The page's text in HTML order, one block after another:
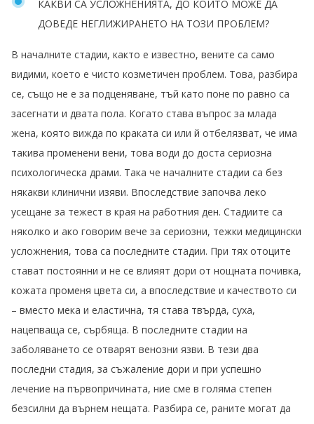
КАКВИ СА УСЛОЖНЕНИЯТА, ДО КОИТО МОЖЕ ДА
ДОВЕДЕ НЕГЛИЖИРАНЕТО НА ТОЗИ ПРОБЛЕМ?
В началните стадии, както е известно, вените са само
видими, което е чисто козметичен проблем. Това, разбира
се, също не е за подценяване, тъй като поне по равно са
засегнати и двата пола. Когато става въпрос за млада
жена, която вижда по краката си или й отбелязват, че има
такива променени вени, това води до доста сериозна
психологическа драми. Така че началните стадии са без
някакви клинични изяви. Впоследствие започва леко
усещане за тежест в края на работния ден. Стадиите са
няколко и ако говорим вече за сериозни, тежки медицински
усложнения, това са последните стадии. При тях отоците
стават постоянни и не се влияят дори от нощната почивка,
кожата променя цвета си, а впоследствие и качеството си
– вместо мека и еластична, тя става твърда, суха,
нацепваща се, сърбяща. В последните стадии на
заболяването се отварят венозни язви. В тези два
последни стадия, за съжаление дори и при успешно
лечение на първопричината, ние сме в голяма степен
безсилни да върнем нещата. Разбира се, раните могат да